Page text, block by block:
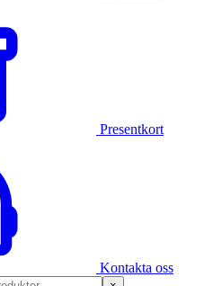
Presentkort
Kontakta oss